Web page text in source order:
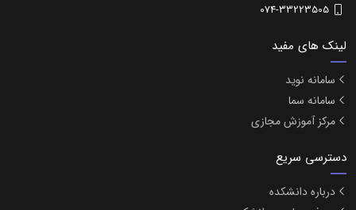
074-33223505
لینک های مفید
سامانه نوید
سامانه سما
مرکز آموزش مجازی
دسترسی سریع
درباره دانشکده